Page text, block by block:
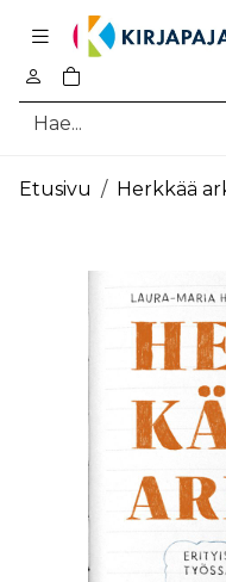
0
tuotetta
Pääsisältö
Etusivu Herkkää